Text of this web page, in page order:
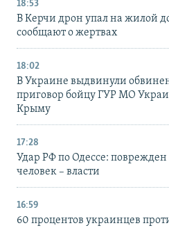
18:53
В Керчи дрон упал на жилой
сообщают о жертвах
18:02
В Украине выдвинули
приговор бойцу ГУР МО
Крыму
17:28
Удар РФ по Одессе: поврежден
человек – власти
16:59
60 процентов украинцев